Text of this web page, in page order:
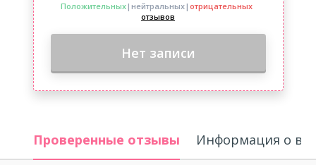
Положительных|нейтральных| отрицательных
отзывов
Нет записи
Проверенные отзывы Информация о